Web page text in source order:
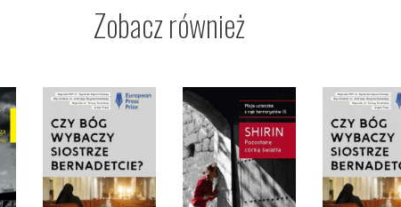
Zobacz również